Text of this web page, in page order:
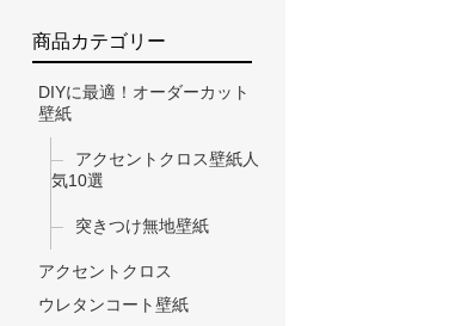
商品カテゴリー
DIYに最適！オーダーカット
壁紙
アクセントクロス壁紙人
気10選
突きつけ無地壁紙
アクセントクロス
ウレタンコート壁紙